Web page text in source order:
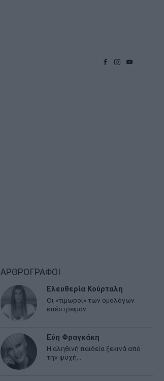
ΑΡΘΡΟΓΡΑΦΟΙ
Ελευθερία Κούρταλη
Οι «τιμωροί» των ομολόγων
επέστρεψαν
Εύη Φραγκάκη
Η αληθινή παιδεία ξεκινά από
την ψυχή…